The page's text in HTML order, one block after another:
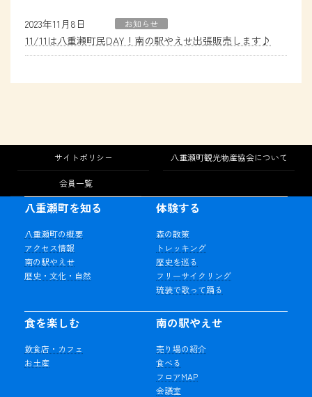
2023年11月8日 お知らせ
11/11は八重瀬町民DAY！南の駅やえせ出張販売します♪
サイトポリシー 八重瀬町観光物産協会について
会員一覧
八重瀬町を知る
八重瀬町の概要
アクセス情報
南の駅やえせ
歴史・文化・自然
体験する
森の散策
トレッキング
歴史を巡る
フリーサイクリング
琉装で歌って踊る
食を楽しむ
飲食店・カフェ
お土産
南の駅やえせ
売り場の紹介
食べる
フロアMAP
会議室